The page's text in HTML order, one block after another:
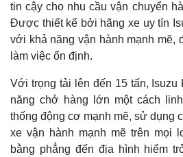
tin cậy cho nhu cầu vận chuyển
Được thiết kế bởi hãng xe uy tín
với khả năng vận hành mạnh mẽ,
làm việc ổn định.
Với trọng tải lên đến 15 tấn, Isuzu
năng chở hàng lớn một cách
thống động cơ mạnh mẽ, sử dụng
xe vận hành mạnh mẽ trên mọi
bằng phẳng đến địa hình hiểm